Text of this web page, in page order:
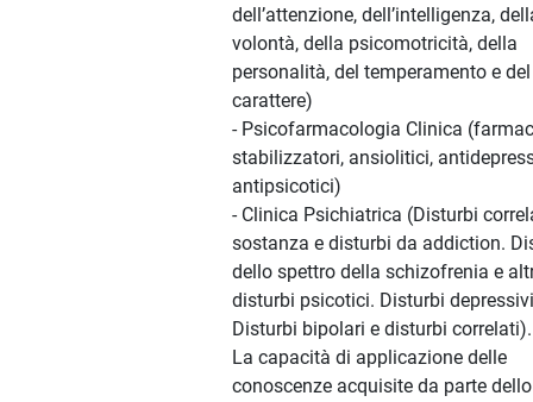
dell’attenzione, dell’intelligenza,
volontà, della psicomotricità, della
personalità, del temperamento e del
carattere)
- Psicofarmacologia Clinica
stabilizzatori, ansiolitici,
antipsicotici)
- Clinica Psichiatrica (Disturbi
sostanza e disturbi da addiction.
dello spettro della schizofrenia e
disturbi psicotici. Disturbi
Disturbi bipolari e disturbi correlati).
La capacità di applicazione delle
conoscenze acquisite da parte dello